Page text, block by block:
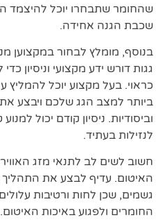
שהחומר שתבחרו יוכל להיצמד
שכבת הגנה אחידה.
בנוסף, מומלץ לבחור במקצוען
גגות דורש ידע מקצועי וניסיון
כראוי. בעל מקצוע יוכל
ביותר למצב הגג שלכם ויבצע
וביסודיות. ניסיון קודם יכול
לנזילות בעתיד.
חשוב לשים לב לתנאי מזג
האיטום. עדיף לבצע את התהליך
גשמים, שכן לחות ורטיבות
החומרים ולפגוע באיכות